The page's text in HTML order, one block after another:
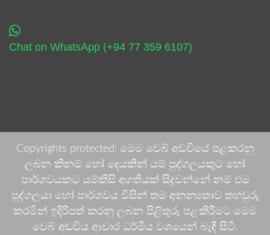
Chat on WhatsApp (+94 77 359 6107)
Copyrights protected: මෙම වෙබ් අඩවියේ පළකරනු
ලබන කිනම් හෝ දෙයකින් යම් පුද්ගලයකුට හෝ
පාර්ශවයකට යම්කිසි අගතියක් සිදුවන්නේ නම් එම
පුද්ගලයා හෝ පාර්ශවය විසින් තම අනන්‍යතාව තහවුරු
කරමින් ඉදිරිපත් කරනු ලබන පිළිතුරු පළකිරීමට මෙම
වෙබ් අඩවිය ආචාර ධර්මීය වශයෙන් බැඳී සිටී.